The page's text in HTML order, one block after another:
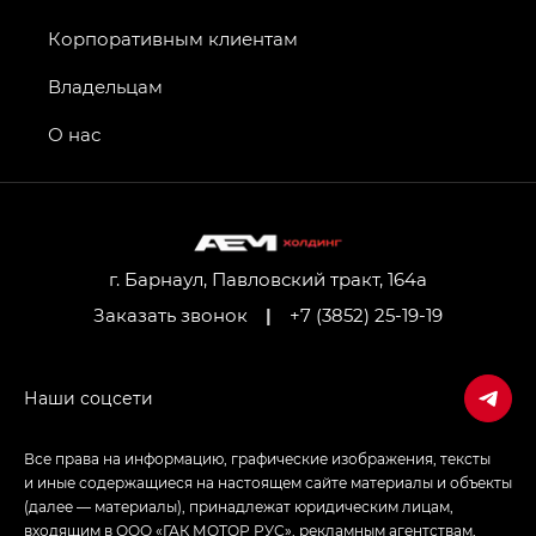
GT, Джи Эль — GL
GS4 — Джи Эс 4 (GS4) в комплектациях Джи Би
привод — GB AWD, Джи Эль Полный привод —
Джи Икс ПРЕМИУМ — GX PREMIUM, ЛАУНЖ —
LOUNGE
Empow — Эмпау (Empow) в комплектации
г. Барнаул, Павловский тракт, 164а
Заказать звонок
| +7 (3852) 25-19-19
Корпоративным клиентам
Владельцам
О нас
Все права на информацию, графические изображения, тексты
и иные содержащиеся на настоящем сайте материалы и объекты
(далее — материалы), принадлежат юридическим лицам,
входящим в ООО «ГАК МОТОР РУС», рекламным агентствам,